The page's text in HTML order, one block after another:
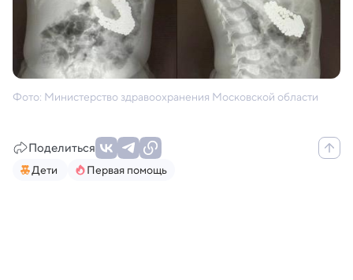
Фото: Министерство здравоохранения Московской области
Поделиться
Дети Первая помощь